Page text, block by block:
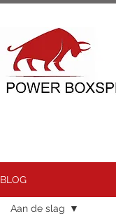
BLOG
Aan de slag